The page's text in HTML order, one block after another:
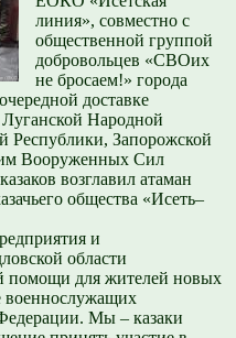
линия», совместно с
общественной группой
добровольцев «СВОих
не бросаем!» города
доставке
Народной
Республики, Запорожской
Вооруженных Сил
возглавил атаман
общества «Исеть–
и
области
помощи для жителей новых
военнослужащих
Мы – казаки